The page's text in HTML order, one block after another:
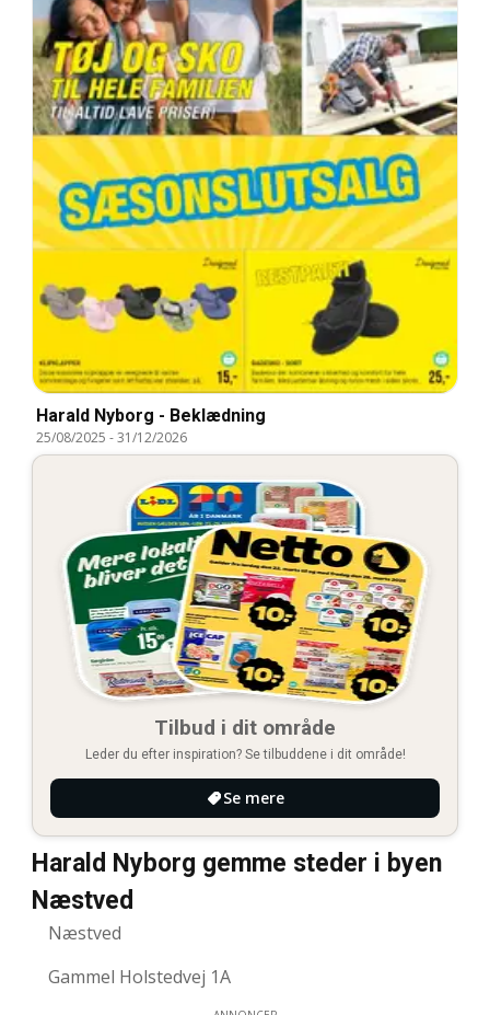
Harald Nyborg - Beklædning
25/08/2025 -31/12/2026
Tilbud i dit område
Leder du efter inspiration? Se tilbuddene i dit område!
Se mere
Harald Nyborg gemme steder i byen
Næstved
Næstved
Gammel Holstedvej 1A